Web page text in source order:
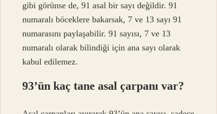
gibi görünse de, 91 asal bir sayı değildir. 91
numaralı böceklere bakarsak, 7 ve 13 sayı 91
numarasını paylaşabilir. 91 sayısı, 7 ve 13
numaralı olarak bilindiği için ana sayı olarak
kabul edilemez.
93’ün kaç tane asal çarpanı var?